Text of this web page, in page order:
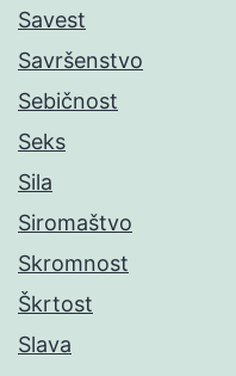
Savest
Savršenstvo
Sebičnost
Seks
Sila
Siromaštvo
Skromnost
Škrtost
Slava